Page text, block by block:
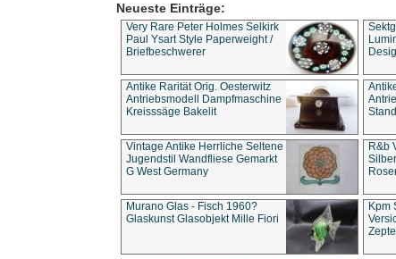
Neueste Einträge:
Very Rare Peter Holmes Selkirk
Paul Ysart Style Paperweight /
Briefbeschwerer
Antike Rarität Orig. Oesterwitz
Antriebsmodell Dampfmaschine
Kreisssäge Bakelit
Vintage Antike Herrliche Seltene
Jugendstil Wandfliese Gemarkt
G West Germany
R&b
Murano Glas - Fisch 1960?
Glaskunst Glasobjekt Mille Fiori
Kpm